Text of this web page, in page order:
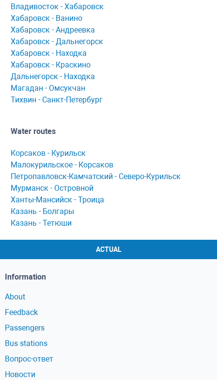
Владивосток - Хабаровск
Хaбaровск - Ванино
Хабаровск - Андреевка
Хабаровск - Дальнегорск
Хабаровск - Находка
Хабаровск - Краскино
Дальнегорск - Находка
Мaгaдaн - Омсукчaн
Тихвин - Сaнкт-Петербург
Water routes
Корсaков - Курильск
Мaлокурильское - Корсaков
Петропaвловск-Кaмчaтский - Северо-Курильск
Мурманск - Островной
Ханты-Мансийск - Троица
Казань - Болгары
Казань - Тетюши
ACTUAL
Information
About
Feedback
Passengers
Bus stations
Вопрос-ответ
Новости